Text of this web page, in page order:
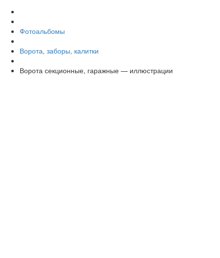
Фотоальбомы
Ворота, заборы, калитки
Ворота секционные, гаражные — иллюстрации